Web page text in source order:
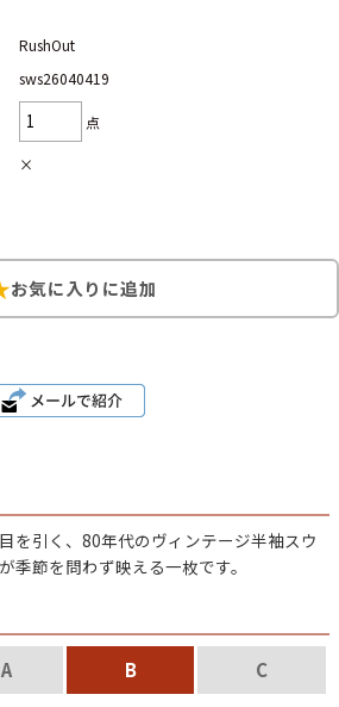
テムから探す
スウェット
こだわりから探す
S M L XL
S M L XL
S M L XL
RushOut
sws26040419
点
×
を引く、80年代のヴィンテージ半袖スウ
季節を問わず映える一枚です。
A B C